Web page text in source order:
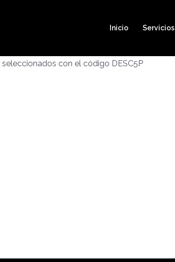
Inicio Servicios
con el código DESC5P